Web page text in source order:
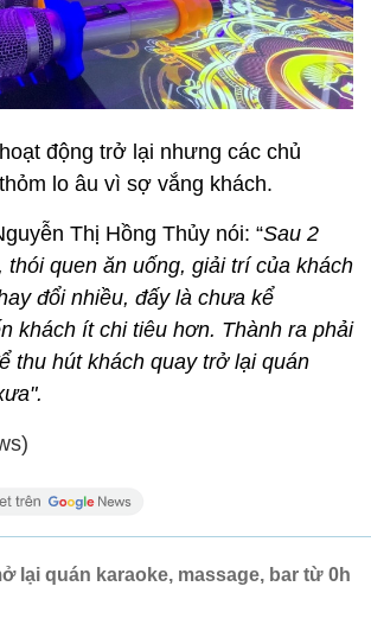
động trở lại nhưng các chủ
lo âu vì sợ vắng khách.
Thị Hồng Thủy nói: “Sau 2
thói quen ăn uống, giải trí của khách
đổi nhiều, đấy là chưa kể
khách ít chi tiêu hơn. Thành ra phải
thu hút khách quay trở lại quán
lại quán karaoke, massage, bar từ 0h